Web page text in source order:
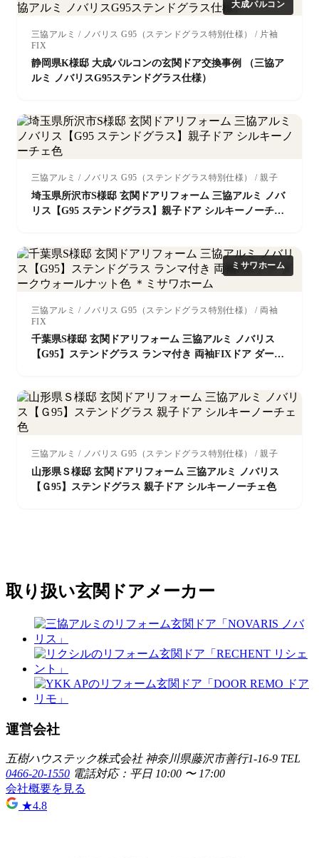
大成パルコン
三協アルミ / ノバリス G95（ステンドグラス特別仕様） / 片袖
FIX
静岡県K様邸 大成パルコンの玄関ドア交換事例 （三協ア
ルミ ノバリスG95ステンドグラス仕様）
三協アルミ / ノバリス G95（ステンドグラス特別仕様） / 親子
埼玉県所沢市S様邸 玄関ドアリフォーム 三協アルミ ノバ
リス【G95 ステンドグラス】親子ドア シルキーノーチェ
ミサワホーム
三協アルミ / ノバリス G95（ステンドグラス特別仕様） / 両袖
FIX
千葉県S様邸 玄関ドアリフォーム 三協アルミ ノバリス
【G95】ステンドグラス ランマ付き 両袖FIXドア ダーク
三協アルミ / ノバリス G95（ステンドグラス特別仕様） / 親子
山形県Ｓ様邸 玄関ドアリフォーム 三協アルミ ノバリス
【Ｇ95】ステンドグラス 親子ドア シルキーノーチェ色
取り扱い玄関ドアメーカー
運営会社
五樹ハウステック株式会社神奈川県藤沢市善行1-16-9 TEL
0466-20-1550 電話対応：平日 10:00 〜 17:00
会社概要を見る
★4.8